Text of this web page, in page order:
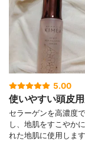
5.00
使いやすい頭皮用
セラーゲンを高濃度
し、地肌をすこやか
れた地肌に使用しま